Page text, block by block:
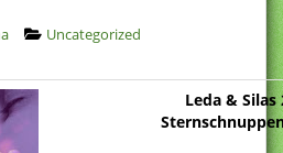
Uncategorized
Leda & Silas